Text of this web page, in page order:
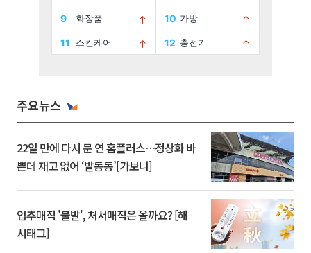
주요뉴스
22일 만에 다시 문 연 홈플러스…정상화 바
쁜데 재고 없어 ‘발동동’[가보니]
입추매직 '불발', 처서매직은 올까요? [해
시태그]